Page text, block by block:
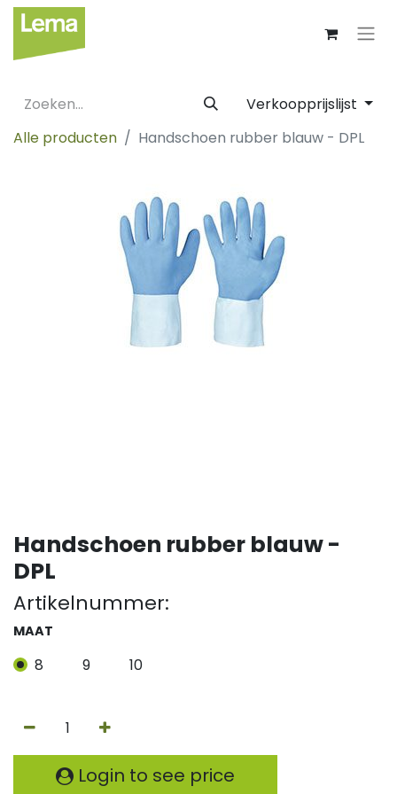
Verkoopprijslijst
Alle producten
Handschoen rubber blauw - DPL
Handschoen rubber blauw -
DPL
Artikelnummer:
MAAT
8 9 10
Login to see price